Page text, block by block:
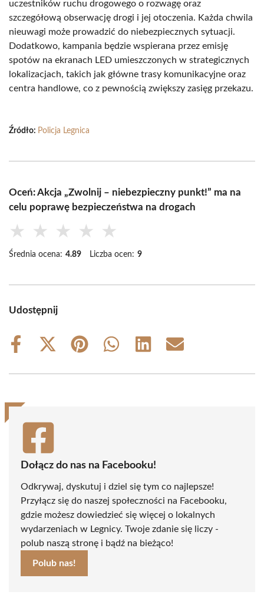
uczestników ruchu drogowego o rozwagę oraz
szczegółową obserwację drogi i jej otoczenia. Każda chwila
nieuwagi może prowadzić do niebezpiecznych sytuacji.
Dodatkowo, kampania będzie wspierana przez emisję
spotów na ekranach LED umieszczonych w strategicznych
lokalizacjach, takich jak główne trasy komunikacyjne oraz
centra handlowe, co z pewnością zwiększy zasięg przekazu.
Źródło: Policja Legnica
Oceń: Akcja „Zwolnij – niebezpieczny punkt!” ma na
celu poprawę bezpieczeństwa na drogach
★ ★ ★ ★ ★
Średnia ocena: 4.89 Liczba ocen: 9
Udostępnij
Share
Share
(Twitter)
Share
Share
Share
Share
Dołącz do nas na Facebooku!
Odkrywaj, dyskutuj i dziel się tym co najlepsze!
Przyłącz się do naszej społeczności na Facebooku,
gdzie możesz dowiedzieć się więcej o lokalnych
wydarzeniach w Legnicy. Twoje zdanie się liczy -
polub naszą stronę i bądź na bieżąco!
Polub nas!